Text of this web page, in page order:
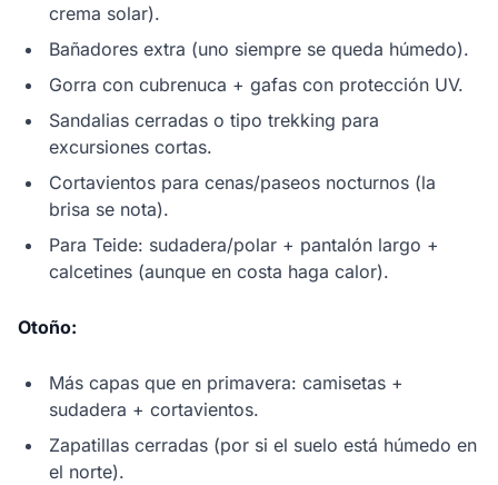
crema solar).
Bañadores extra (uno siempre se queda húmedo).
Gorra con cubrenuca + gafas con protección UV.
Sandalias cerradas o tipo trekking para
excursiones cortas.
Cortavientos para cenas/paseos nocturnos (la
brisa se nota).
Para Teide: sudadera/polar + pantalón largo +
calcetines (aunque en costa haga calor).
Otoño:
Más capas que en primavera: camisetas +
sudadera + cortavientos.
Zapatillas cerradas (por si el suelo está húmedo en
el norte).